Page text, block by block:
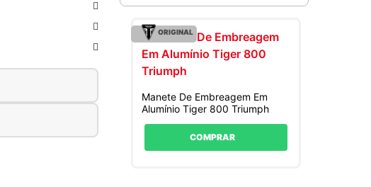
máximo
ORIGINAL
Manete De Embreagem Em
Alumínio Tiger 800 Triumph
COMPRAR